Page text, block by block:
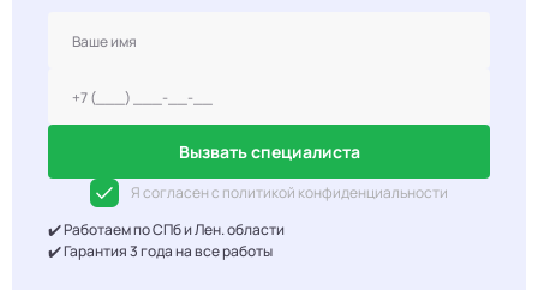
Вызвать специалиста
Я согласен с политикой конфиденциальности
✔️ Работаем по СПб и Лен. области
✔️ Гарантия 3 года на все работы